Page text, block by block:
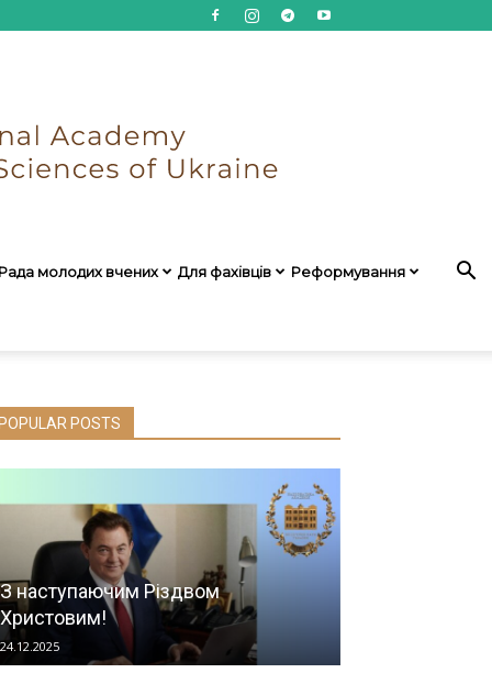
Рада молодих вчених Для фахівців Реформування
POPULAR POSTS
З наступаючим Різдвом
Христовим!
24.12.2025